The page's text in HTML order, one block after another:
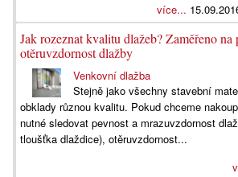
více...
Jak rozeznat kvalitu dlažeb? Zaměřeno na
otěruvzdornost dlažby
Venkovní dlažba
Stejně jako všechny stavební
obklady různou kvalitu. Pokud chceme
nutné sledovat pevnost a mrazuvzdornost
tloušťka dlaždice), otěruvzdornost...